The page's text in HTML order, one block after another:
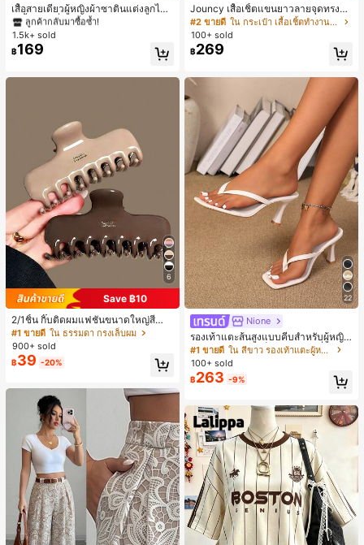
เสื้อสายเดี่ยวผู้หญิงผ้าซาตินแต่งลูกไม้
- เสื้อสายเดี่ยวฤดูร้อนสีคากีมีรอยผ่าด้า
นข้างที่น่าดึงดูดแบบสบายๆ
ลูกค้ากลับมาซื้อซ้ำ!
#1 ขายดี
ลูกค้ากลับมาซื้อซ้ำ!
#1 ขายดี
ลูกค้ากลับมาซื้อซ้ำ!
#1 ขายดี
ใน สีกากี เสื้อสตรี เสื้อเบลาส์ & Tee
1.5k+ sold
฿169
6
Save ฿10
2/1ชิ้น กิ๊บติดผมแฟชั่นขนาดใหญ่สีน้ำ
ตาลชานมสำหรับผู้หญิง เหมาะสำหรับก
ารอาบน้ำ ล้างหน้า และจัดแต่งทรงผม
#1 ขายดี ใน ธรรมดา กรงเล็บผม
900+ sold
฿39 -20%
Jouncy เสื้อเชิ้ตแขนยาวลายจุดทรงหล
วมสำหรับผู้หญิง
#2 ขายดี
ใน กระเป๋า เสื้อเชิ้ตทำงานมีกระเป๋า
100+ sold
฿269
22
Nione
รองเท้าแตะส้นสูงแบบคีบสำหรับผู้หญิง
สไตล์คลาสสิก สีบล็อก สไตล์แฟรี่ฤดูร้อ
น ส้นเข็ม รองเท้าแตะแบบคีบ รองเท้าแ
ตะชายหาดแฟชั่นสายไขว้ รองเท้าผู้ห
ญิง สำหรับออฟฟิศ บ้าน กลางแจ้ง ดีไซ
น์หัวเหลี่ยม ชิคและหรูหรา สำหรับเดทไ
นท์
#1 ขายดี
ใน สีขาว รองเท้าแตะผู้หญิง
100+ sold
฿263 -9%